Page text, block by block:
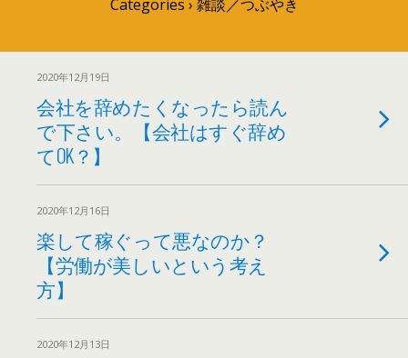
Categories › 雑談／つぶやき
2020年12月19日
会社を辞めたくなったら読ん
で下さい。【会社はすぐ辞め
てOK？】
2020年12月16日
楽して稼ぐって悪なのか？
【労働が美しいという考え
方】
2020年12月13日